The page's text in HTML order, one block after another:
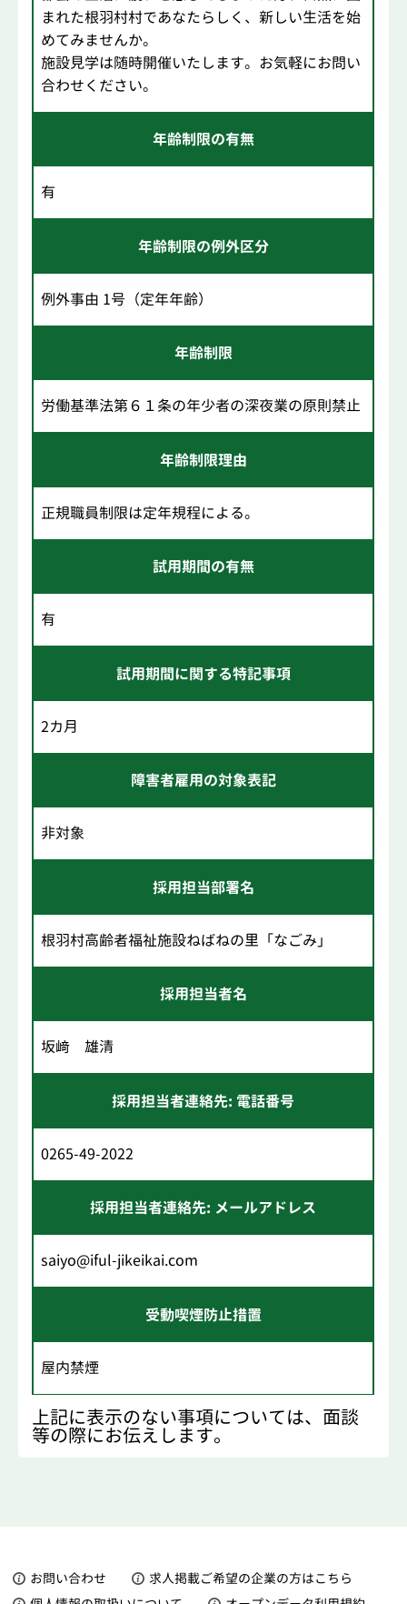
まれた根羽村村であなたらしく、新しい生活を始
めてみませんか。
施設見学は随時開催いたします。お気軽にお問い
合わせください。
年齢制限の有無
有
年齢制限の例外区分
例外事由 1号（定年年齢）
年齢制限
労働基準法第６１条の年少者の深夜業の原則禁止
年齢制限理由
正規職員制限は定年規程による。
試用期間の有無
有
試用期間に関する特記事項
2カ月
障害者雇用の対象表記
非対象
採用担当部署名
根羽村高齢者福祉施設ねばねの里「なごみ」
採用担当者名
坂﨑 雄清
採用担当者連絡先: 電話番号
0265-49-2022
採用担当者連絡先: メールアドレス
saiyo@iful-jikeikai.com
受動喫煙防止措置
屋内禁煙
上記に表示のない事項については、面談
等の際にお伝えします。
お問い合わせ
求人掲載ご希望の企業の方はこちら